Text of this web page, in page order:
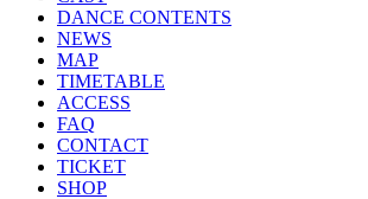
DANCE CONTENTS
NEWS
MAP
TIMETABLE
ACCESS
FAQ
CONTACT
TICKET
SHOP